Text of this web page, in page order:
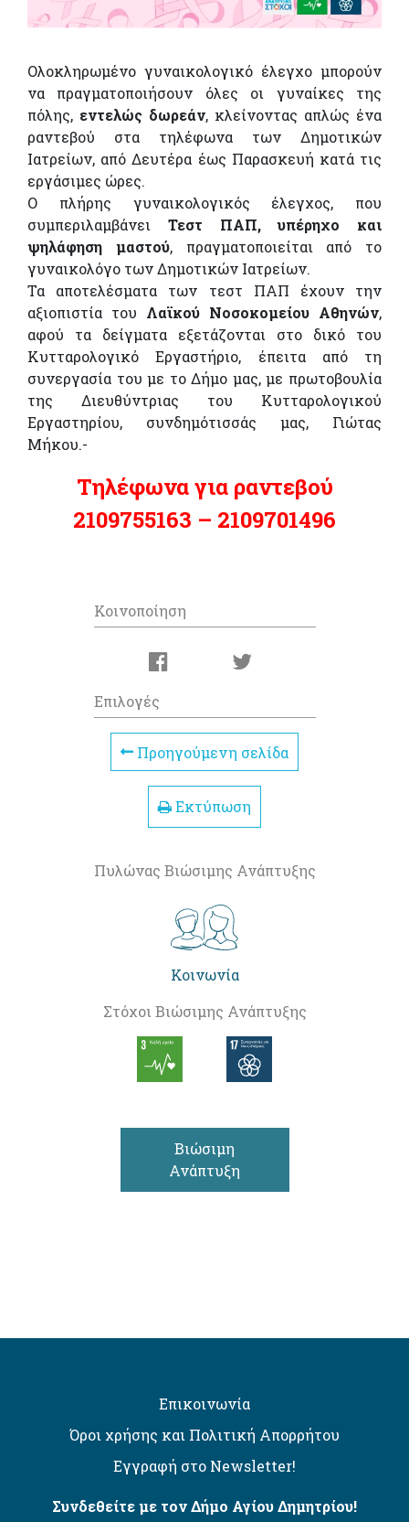
Ολοκληρωμένο γυναικολογικό έλεγχο μπορούν
να πραγματοποιήσουν όλες οι γυναίκες της
πόλης, εντελώς δωρεάν, κλείνοντας απλώς ένα
ραντεβού στα τηλέφωνα των Δημοτικών
Ιατρείων, από Δευτέρα έως Παρασκευή κατά τις
εργάσιμες ώρες.
Ο πλήρης γυναικολογικός έλεγχος, που
συμπεριλαμβάνει Τεστ ΠΑΠ, υπέρηχο και
ψηλάφηση μαστού, πραγματοποιείται από το
γυναικολόγο των Δημοτικών Ιατρείων.
Τα αποτελέσματα των τεστ ΠΑΠ έχουν την
αξιοπιστία του Λαϊκού Νοσοκομείου Αθηνών,
αφού τα δείγματα εξετάζονται στο δικό του
Κυτταρολογικό Εργαστήριο, έπειτα από τη
συνεργασία του με το Δήμο μας, με πρωτοβουλία
της Διευθύντριας του Κυτταρολογικού
Εργαστηρίου, συνδημότισσάς μας, Γιώτας
Μήκου.-
Τηλέφωνα για ραντεβού
2109755163 – 2109701496
Κοινοποίηση
Επιλογές
Προηγούμενη σελίδα
Εκτύπωση
Πυλώνας Βιώσιμης Ανάπτυξης
Κοινωνία
Στόχοι Βιώσιμης Ανάπτυξης
Βιώσιμη
Ανάπτυξη
Επικοινωνία
Όροι χρήσης και Πολιτική Απορρήτου
Εγγραφή στο Newsletter!
Συνδεθείτε με τον Δήμο Αγίου Δημητρίου!